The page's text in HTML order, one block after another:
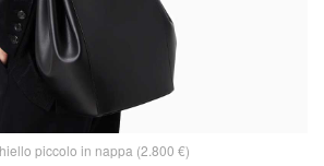
piccolo in nappa (2.800 €)